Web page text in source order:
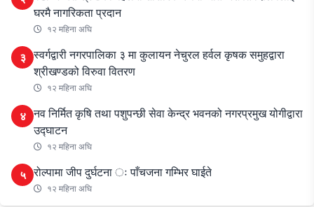
घरमै नागरिकता प्रदान
१२ महिना अघि
३ स्वर्गद्वारी नगरपालिका ३ मा कुलायन नेचुरल हर्वल कृषक समुहद्वारा
श्रीखण्डको विरुवा वितरण
१२ महिना अघि
४ नव निर्मित कृषि तथा पशुपन्छी सेवा केन्द्र भवनको नगरप्रमुख योगीद्वारा
उद्घाटन
१२ महिना अघि
५ रोल्पामा जीप दुर्घटना ः पाँचजना गम्भिर घाईते
१२ महिना अघि